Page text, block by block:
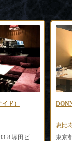
ド）
東京都渋谷区宇田川町33-8 塚田ビル8F
恵比
東京